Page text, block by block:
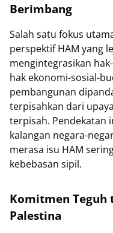
Berimbang
Salah satu fokus
perspektif HAM yang
mengintegrasikan
hak ekonomi-sosial-
pembangunan
terpisahkan dari
terpisah. Pendekatan
kalangan negara-
merasa isu HAM
kebebasan sipil.
Komitmen Teguh
Palestina